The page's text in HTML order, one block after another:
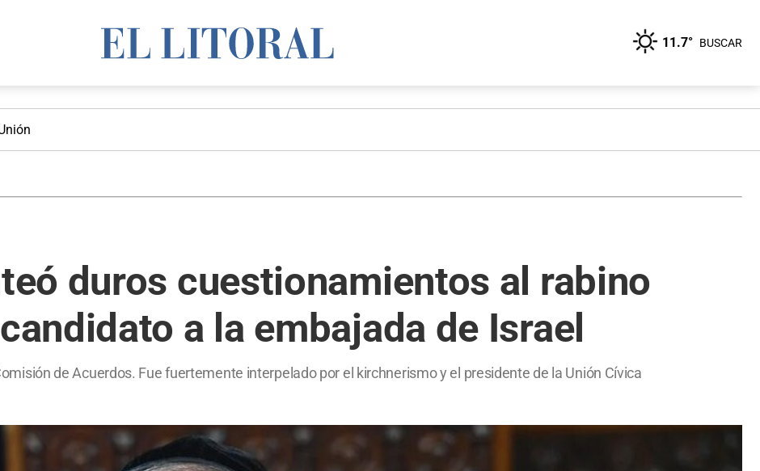
11.7° BUSCAR
duros cuestionamientos al rabino
a la embajada de Israel
de Acuerdos. Fue fuertemente interpelado por el kirchnerismo y el presidente de la Unión Cívica